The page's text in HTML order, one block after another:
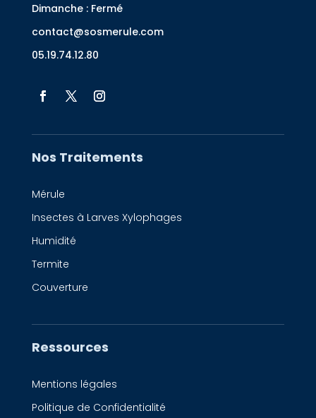
Dimanche : Fermé
contact@sosmerule.com
05.19.74.12.80
Nos Traitements
Mérule
Insectes à Larves Xylophages
Humidité
Termite
Couverture
Ressources
Mentions légales
Politique de Confidentialité